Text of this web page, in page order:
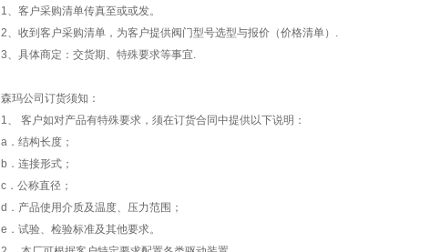
1、客户采购清单传真至或或发。
2、收到客户采购清单，为客户提供阀门型号选型与报价（价格清单）.
3、具体商定：交货期、特殊要求等事宜.
森玛公司订货须知：
1、 客户如对产品有特殊要求，须在订货合同中提供以下说明：
a．结构长度；
b．连接形式；
c．公称直径；
d．产品使用介质及温度、压力范围；
e．试验、检验标准及其他要求。